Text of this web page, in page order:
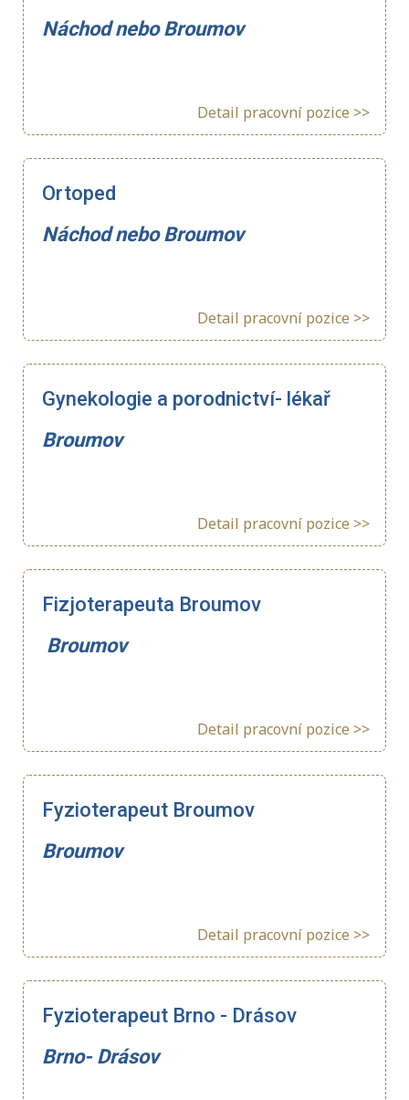
Náchod nebo Broumov
Detail pracovní pozice >>
Ortoped
Náchod nebo Broumov
Detail pracovní pozice >>
Gynekologie a porodnictví- lékař
Broumov
Detail pracovní pozice >>
Fizjoterapeuta Broumov
Broumov
Detail pracovní pozice >>
Fyzioterapeut Broumov
Broumov
Detail pracovní pozice >>
Fyzioterapeut Brno - Drásov
Brno- Drásov